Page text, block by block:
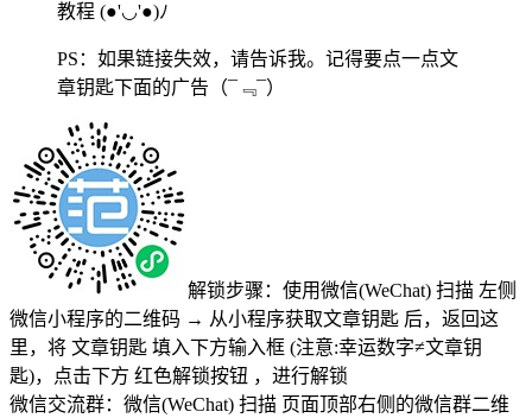
教程 (●'◡'●)ﾉ
PS：如果链接失效，请告诉我。记得要点一点文
章钥匙下面的广告 （¯﹃¯）
解锁步骤：使用微信(WeChat) 扫描 左侧
微信小程序的二维码 → 从小程序获取文章钥匙 后，返回这
里，将 文章钥匙 填入下方输入框 (注意:幸运数字≠文章钥
匙)，点击下方 红色解锁按钮 ，进行解锁
微信交流群：微信(WeChat) 扫描 页面顶部右侧的微信群二维